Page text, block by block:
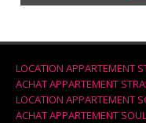
LOCATION APPARTEMENT
ACHAT APPARTEMENT
LOCATION APPARTEMENT
ACHAT APPARTEMENT